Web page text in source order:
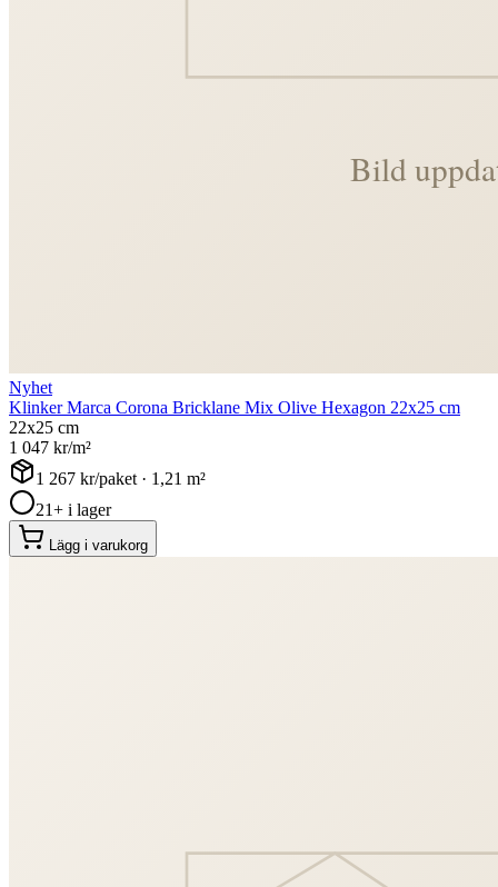
Nyhet
Klinker Marca Corona Bricklane Mix Olive Hexagon 22x25 cm
22x25 cm
1 047 kr/m²
1 267 kr/paket · 1,21 m²
21+ i lager
Lägg i varukorg